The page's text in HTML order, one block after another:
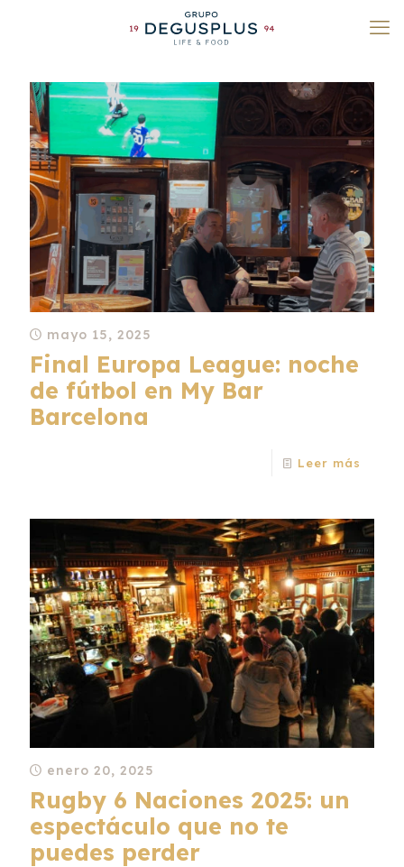
mayo 15, 2025
Final Europa League: noche
de fútbol en My Bar
Barcelona
Leer más
enero 20, 2025
Rugby 6 Naciones 2025: un
espectáculo que no te
puedes perder